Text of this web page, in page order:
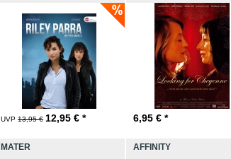
UVP 13,95 € 12,95 € * 6,95 € *
MATER AFFINITY